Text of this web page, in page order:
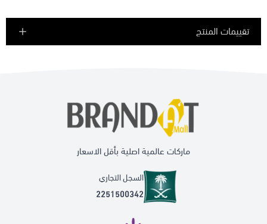
تقييمات المنتج
ماركات عالمية اصلية بأقل الاسعار
السجل التجاري
2251500342